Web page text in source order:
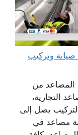
صيانة مصاعد في الكويت 65542233 صيانة وتركيب
المصاعد من
التجارية،
يصل إلى
مصاعد في